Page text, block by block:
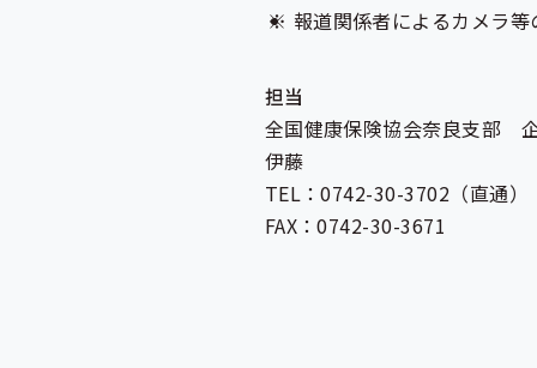
報道関係者によるカメラ等
担当
全国健康保険協会奈良支部
伊藤
TEL：0742-30-3702（直通）
FAX：0742-30-3671